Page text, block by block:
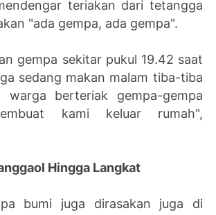
teriakan dari tetangga
"ada gempa, ada gempa".
gempa sekitar pukul 19.42 saat
sedang makan malam tiba-tiba
warga berteriak gempa-gempa
kami keluar rumah",
Hingga Langkat
bumi juga dirasakan juga di